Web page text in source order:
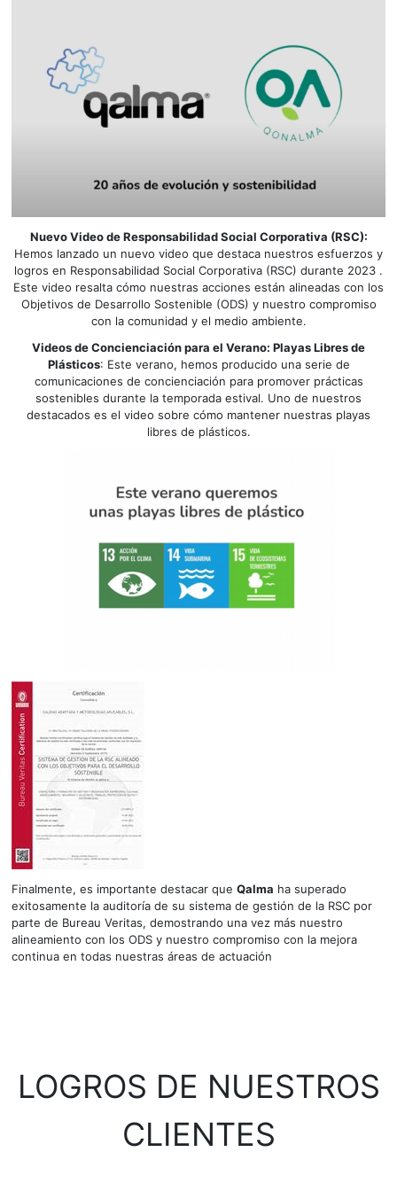
Nuevo Video de Responsabilidad Social Corporativa (RSC):
Hemos lanzado un nuevo video que destaca nuestros esfuerzos y
logros en Responsabilidad Social Corporativa (RSC) durante 2023 .
Este video resalta cómo nuestras acciones están alineadas con los
Objetivos de Desarrollo Sostenible (ODS) y nuestro compromiso
con la comunidad y el medio ambiente.
Videos de Concienciación para el Verano: Playas Libres de
Plásticos: Este verano, hemos producido una serie de
comunicaciones de concienciación para promover prácticas
sostenibles durante la temporada estival. Uno de nuestros
destacados es el video sobre cómo mantener nuestras playas
libres de plásticos.
Finalmente, es importante destacar queQalma ha superado
exitosamente la auditoría de su sistema de gestión de la RSC por
parte de Bureau Veritas, demostrando una vez más nuestro
alineamiento con los ODS y nuestro compromiso con la mejora
continua en todas nuestras áreas de actuación
LOGROS DE NUESTROS
CLIENTES